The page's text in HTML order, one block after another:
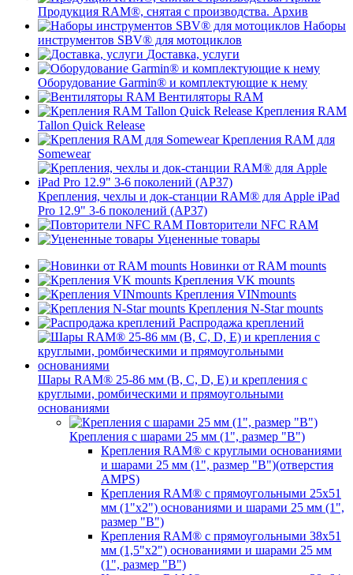
Продукция RAM®, снятая с производства. Архив
Наборы
инструментов SBV® для мотоциклов
Доставка, услуги
Оборудование Garmin® и комплектующие к нему
Вентиляторы RAM
Крепления RAM
Tallon Quick Release
Крепления RAM для
Somewear
Крепления, чехлы и док-станции RAM® для Apple iPad
Pro 12.9" 3-6 поколений (AP37)
Повторители NFC RAM
Уцененные товары
Новинки от RAM mounts
Крепления VK mounts
Крепления VINmounts
Крепления N-Star mounts
Распродажа креплений
Шары RAM® 25-86 мм (B, C, D, E) и крепления с
круглыми, ромбическими и прямоугольными
основаниями
Крепления с шарами 25 мм (1", размер "B")
Крепления RAM® с круглыми основаниями
и шарами 25 мм (1", размер "B")(отверстия
AMPS)
Крепления RAM® с прямоугольными 25х51
мм (1"х2") основаниями и шарами 25 мм (1",
размер "B")
Крепления RAM® с прямоугольными 38х51
мм (1,5"х2") основаниями и шарами 25 мм
(1", размер "B")